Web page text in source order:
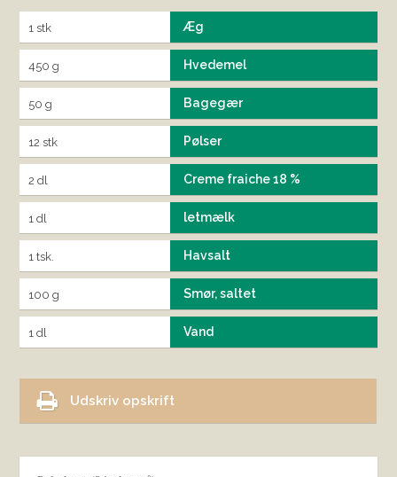
1 stk Æg
450 g Hvedemel
50 g Bagegær
12 stk Pølser
2 dl Creme fraiche 18 %
1 dl letmælk
1 tsk. Havsalt
100 g Smør, saltet
1 dl Vand
Udskriv opskrift